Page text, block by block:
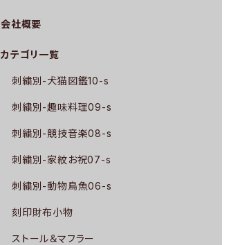
会社概要
カテゴリ一覧
刺繍別-犬猫図鑑10-s
刺繍別-趣味料理09-s
刺繍別-競技音楽08-s
刺繍別-家紋お祝07-s
刺繍別-動物鳥魚06-s
刻印財布小物
ストール＆マフラー